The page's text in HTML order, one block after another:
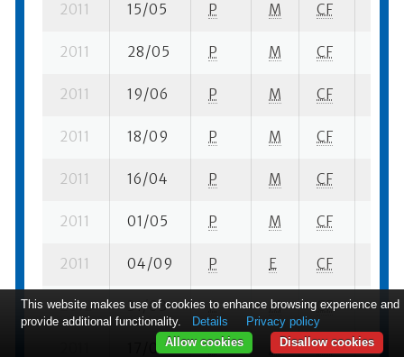
2011 15/05 P M CF
2011 28/05 P M CF
2011 19/06 P M CF
2011 18/09 P M CF
2011 16/04 P M CF
2011 01/05 P M CF
2011 04/09 P E CF
2012 31/03 P M CF 2
17/05 P M CF 2
This website makes use of cookies to enhance browsing experience and
provide additional functionality.
Details
Privacy policy
Disallow cookies
Allow cookies